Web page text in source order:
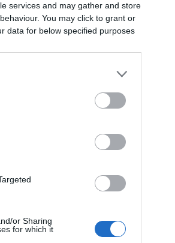
services and may gather and store
You may click to grant or
data for below specified purposes
or Sharing
for which it
TOP STORIES